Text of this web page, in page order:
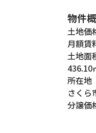
物件
⼟地価
月額賃
⼟地⾯
436.10
所在地
さくら
分譲価